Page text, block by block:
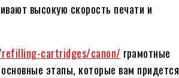
высокую скорость печати и
cartridges/canon/ грамотные
этапы, которые вам придется